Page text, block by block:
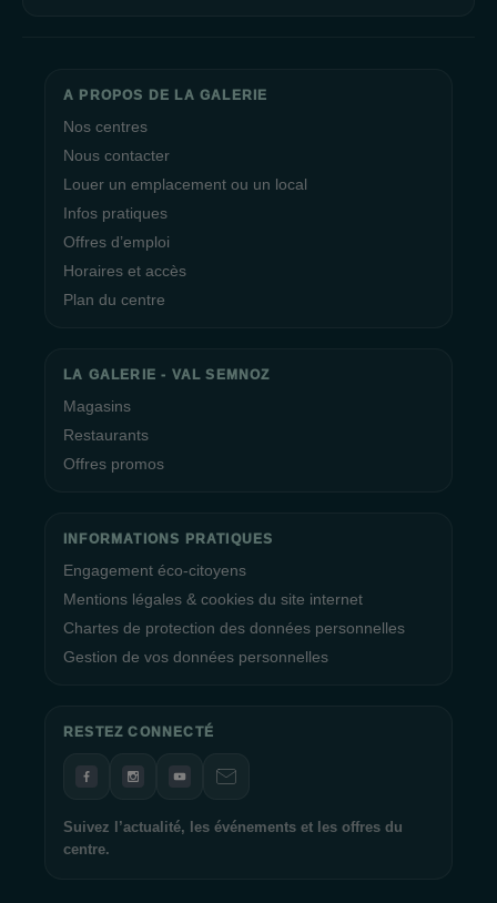
A PROPOS DE LA GALERIE
Nos centres
Nous contacter
Louer un emplacement ou un local
Infos pratiques
Offres d’emploi
Horaires et accès
Plan du centre
LA GALERIE - VAL SEMNOZ
Magasins
Restaurants
Offres promos
INFORMATIONS PRATIQUES
Engagement éco-citoyens
Mentions légales & cookies du site internet
Chartes de protection des données personnelles
Gestion de vos données personnelles
RESTEZ CONNECTÉ
Suivez l’actualité, les événements et les offres du
centre.